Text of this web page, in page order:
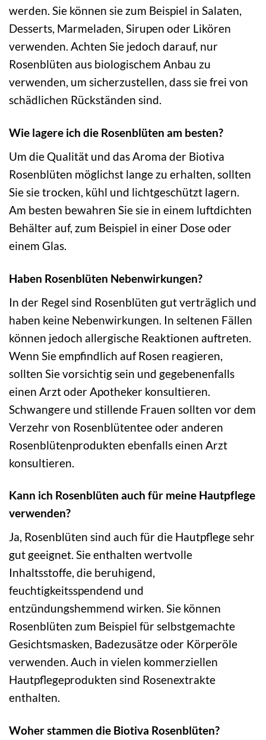
werden. Sie können sie zum Beispiel in Salaten,
Desserts, Marmeladen, Sirupen oder Likören
verwenden. Achten Sie jedoch darauf, nur
Rosenblüten aus biologischem Anbau zu
verwenden, um sicherzustellen, dass sie frei von
schädlichen Rückständen sind.
Wie lagere ich die Rosenblüten am besten?
Um die Qualität und das Aroma der Biotiva
Rosenblüten möglichst lange zu erhalten, sollten
Sie sie trocken, kühl und lichtgeschützt lagern.
Am besten bewahren Sie sie in einem luftdichten
Behälter auf, zum Beispiel in einer Dose oder
einem Glas.
Haben Rosenblüten Nebenwirkungen?
In der Regel sind Rosenblüten gut verträglich und
haben keine Nebenwirkungen. In seltenen Fällen
können jedoch allergische Reaktionen auftreten.
Wenn Sie empfindlich auf Rosen reagieren,
sollten Sie vorsichtig sein und gegebenenfalls
einen Arzt oder Apotheker konsultieren.
Schwangere und stillende Frauen sollten vor dem
Verzehr von Rosenblütentee oder anderen
Rosenblütenprodukten ebenfalls einen Arzt
konsultieren.
Kann ich Rosenblüten auch für meine Hautpflege
verwenden?
Ja, Rosenblüten sind auch für die Hautpflege sehr
gut geeignet. Sie enthalten wertvolle
Inhaltsstoffe, die beruhigend,
feuchtigkeitsspendend und
entzündungshemmend wirken. Sie können
Rosenblüten zum Beispiel für selbstgemachte
Gesichtsmasken, Badezusätze oder Körperöle
verwenden. Auch in vielen kommerziellen
Hautpflegeprodukten sind Rosenextrakte
enthalten.
Woher stammen die Biotiva Rosenblüten?